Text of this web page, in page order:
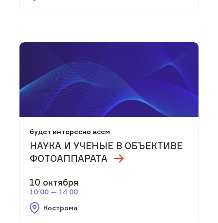
будет интересно всем
НАУКА И УЧЕНЫЕ В ОБЪЕКТИВЕ
ФОТОАППАРАТА
10 октября
10:00 — 14:00
Кострома